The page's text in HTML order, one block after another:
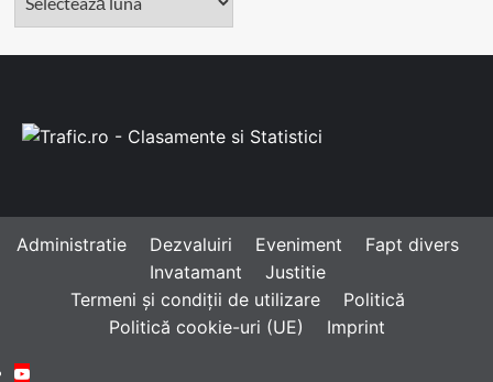
Administratie Dezvaluiri Eveniment
Fapt divers
Invatamant
Justitie
Termeni și condiții de utilizare
Politică
Politică cookie-uri (UE)
Imprint
Youtube